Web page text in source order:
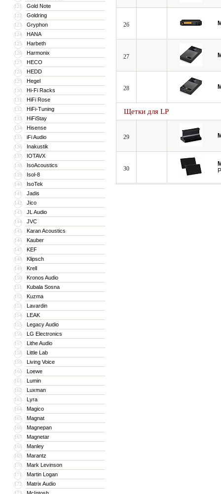
121 Gold Note
122 Goldring
123 Gryphon
124 HANA
125 Harbeth
126 Harmonix
127 HECO
128 HEDD
129 Hegel
130 Hi-Fi Racks
131 HiFi Rose
132 HiFi-Tuning
133 HiFiStay
134 Hisense
135 iFi Audio
136 Inakustik
137 IOTAVX
138 IsoAcoustics
139 Isol-8
140 IsoTek
141 Jadis
142 Jico
143 JL Audio
144 JVC
145 Karan Acoustics
146 Kauber
147 KEF
148 Klipsch
149 Krell
150 Kronos Audio
151 Kubala Sosna
152 Kuzma
153 Lavardin
154 LEAK
155 Legacy Audio
156 LG Electronics
157 Lithe Audio
158 Little Lab
159 Living Voice
160 Loewe
161 Lumin
162 Luxman
163 Lyra
164 Magico
165 Magnat
166 Magnepan
167 Magnetar
168 Manley
169 Marantz
170 Mark Levinson
171 Martin Logan
172 Matrix Audio
26
27
28
Щетки для LP
29
30